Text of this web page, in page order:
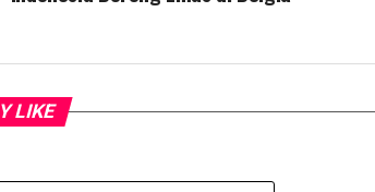
LIKE